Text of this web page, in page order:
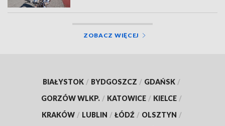
ZOBACZ WIĘCEJ
BIAŁYSTOK / BYDGOSZCZ / GDAŃSK /
GORZÓW WLKP. / KATOWICE / KIELCE /
KRAKÓW / LUBLIN / ŁÓDŹ / OLSZTYN /